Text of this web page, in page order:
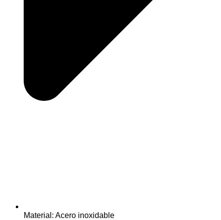
Material: Acero inoxidable